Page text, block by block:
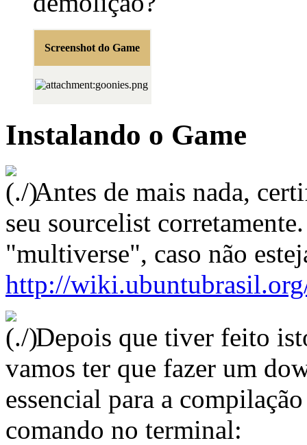
Screenshot do Game
Instalando o Game
Antes de mais nada,
seu sourcelist
"multiverse", caso não
http://
Depois que tiver feito
vamos ter que fazer um
essencial para a
comando no terminal: